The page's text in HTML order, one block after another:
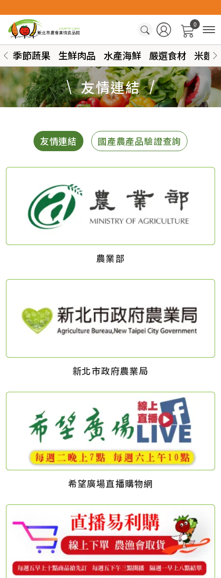
0
季節蔬果 生鮮肉品 水產海鮮 嚴選食材 米麵
友情連結
友情連結 國產農產品驗證查詢
農業部
新北市政府農業局
希望廣場直播購物網